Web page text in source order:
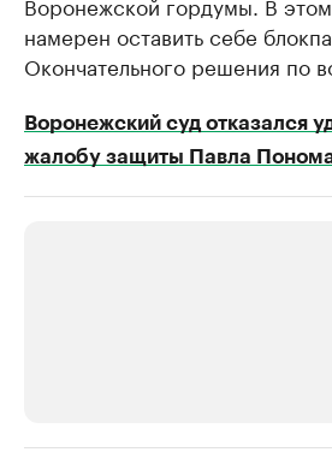
намерен оставить себе
Окончательного решения по
Воронежский суд отказался
жалобу защиты Павла